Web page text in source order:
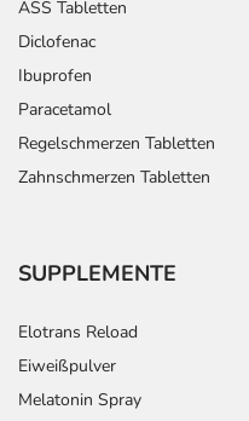
ASS Tabletten
Diclofenac
Ibuprofen
Paracetamol
Regelschmerzen Tabletten
Zahnschmerzen Tabletten
SUPPLEMENTE
Elotrans Reload
Eiweißpulver
Melatonin Spray